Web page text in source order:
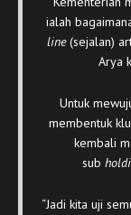
ialah
line(sejalan)
Arya
Untuk
membentuk
kembali
sub
“Jadi kita uji